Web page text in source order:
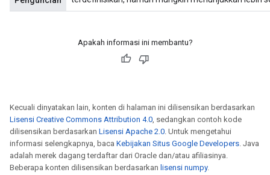
Apakah informasi ini membantu?
Kecuali dinyatakan lain, konten di halaman ini dilisensikan berdasarkan
Lisensi Creative Commons Attribution 4.0, sedangkan contoh kode
dilisensikan berdasarkan Lisensi Apache 2.0. Untuk mengetahui
informasi selengkapnya, baca Kebijakan Situs Google Developers. Java
adalah merek dagang terdaftar dari Oracle dan/atau afiliasinya.
Beberapa konten dilisensikan berdasarkan lisensi numpy.